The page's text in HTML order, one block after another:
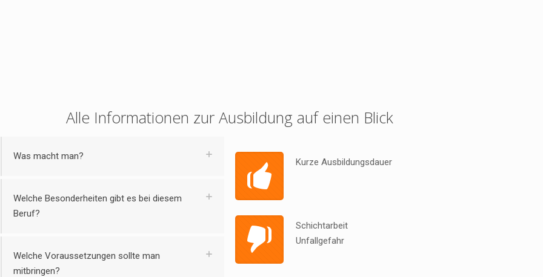
Alle Informationen zur Ausbildung auf einen Blick
Was macht man?
Welche Besonderheiten gibt es bei diesem
Beruf?
Welche Voraussetzungen sollte man
mitbringen?
Kurze Ausbildungsdauer
Schichtarbeit
Unfallgefahr